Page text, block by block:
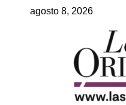
agosto 8, 2026